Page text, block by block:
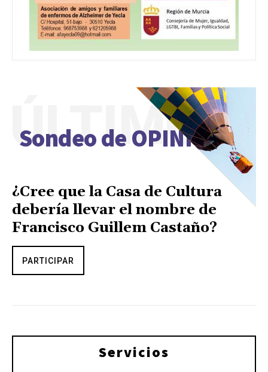
Sondeo de OPINIÓN
ÚLTIMO
¿Cree que la Casa de Cultura
debería llevar el nombre de
Francisco Guillem Castaño?
PARTICIPAR
Servicios